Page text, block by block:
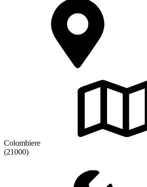
Colombiere
(21000)